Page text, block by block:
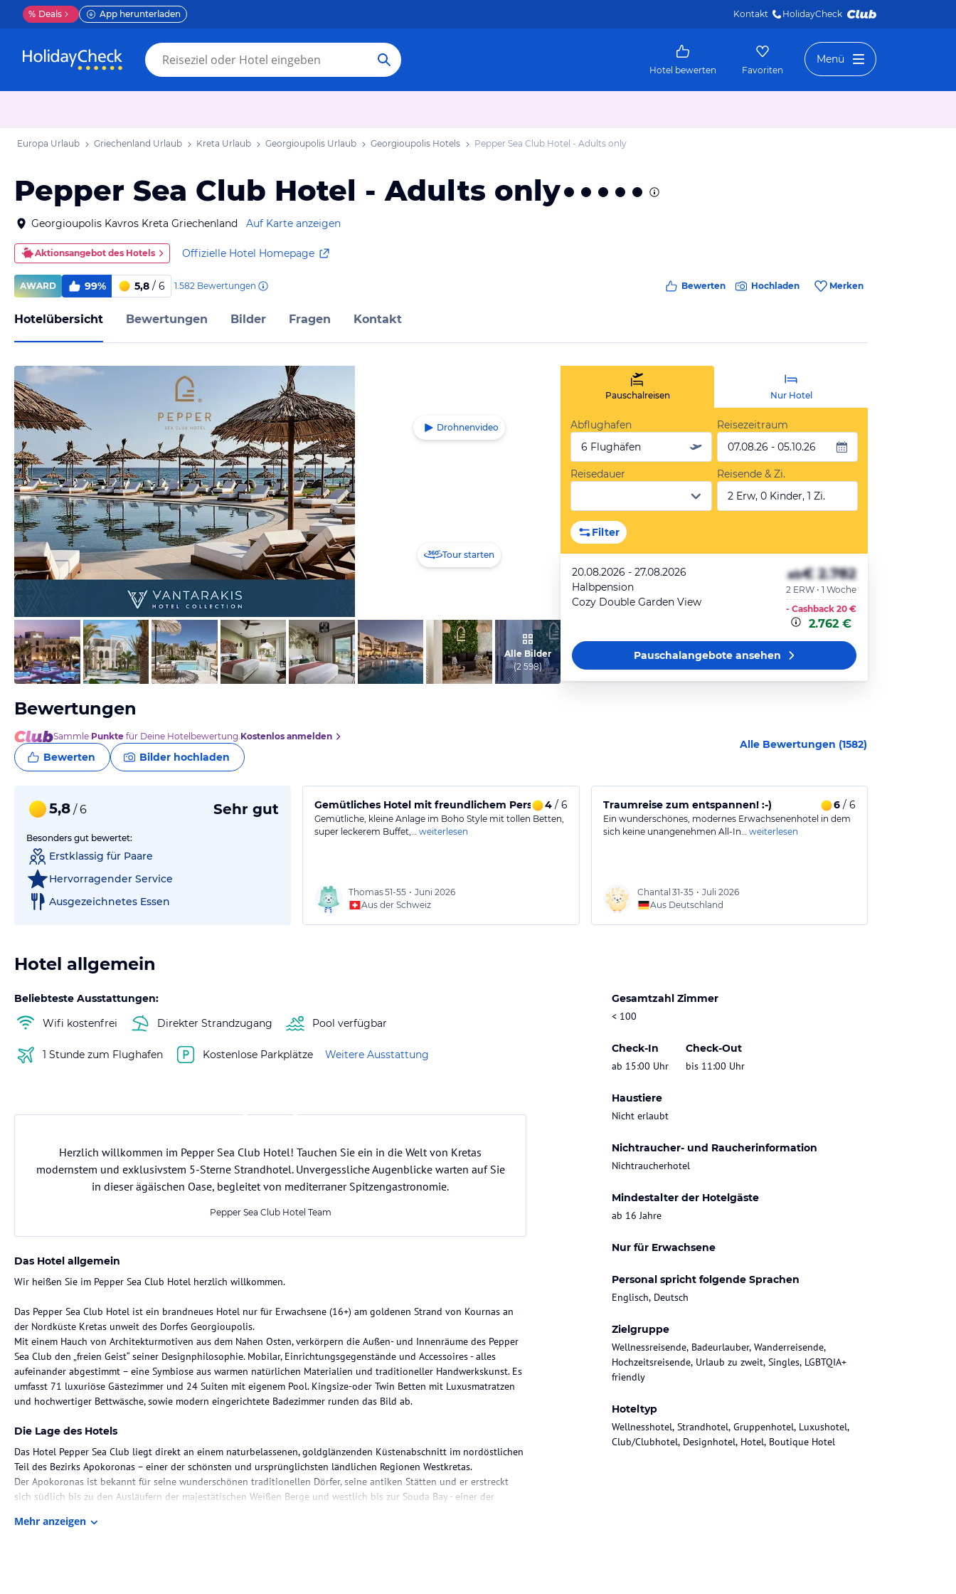
% Deals App herunterladen Kontakt HolidayCheck
Hotel bewerten Favoriten
Menü
Europa Urlaub Griechenland Urlaub Kreta Urlaub Georgioupolis Urlaub Georgioupolis Hotels Pepper Sea Club Hotel - Adults only
Pepper Sea Club Hotel - Adults only
Georgioupolis Kavros Kreta Griechenland Auf Karte anzeigen
Aktionsangebot des Hotels Offizielle Hotel Homepage
AWARD 99% 5,8 / 6 1.582 Bewertungen Bewerten Hochladen Merken
Hotelübersicht Bewertungen Bilder Fragen Kontakt
vom Hotelier, Mai 2026
Drohnenvideo
Tour starten
Alle Bilder
(2 598)
Pauschalreisen Nur Hotel
Abflughafen
6 Flughäfen
Reisezeitraum
07.08.26 - 05.10.26
Reisedauer
Reisende & Zi.
2 Erw, 0 Kinder, 1 Zi.
Filter
20.08.2026 - 27.08.2026
Halbpension
Cozy Double Garden View
ab€ 2.782
2 ERW • 1 Woche
- Cashback 20 €
2.762 €
Pauschalangeboteansehen
Bewertungen
Sammle Punkte für Deine Hotelbewertung.Kostenlos anmelden
Bewerten Bilder hochladen
Alle Bewertungen (1582)
5,8 / 6 Sehr gut
Besonders gut bewertet:
Erstklassig für Paare
Hervorragender Service
Ausgezeichnetes Essen
Gemütliches Hotel mit freundlichem Personal und gutem Buffet, Nachts eher laut.
4/ 6
Gemütliche, kleine Anlage im Boho Style mit tollen Betten,
super leckerem Buffet,… weiterlesen
Thomas51-55 • Juni 2026
Aus der Schweiz
Traumreise zum entspannen! :-) 6/ 6
Ein wunderschönes, modernes Erwachsenenhotel in dem
sich keine unangenehmen All-In… weiterlesen
Chantal 31-35 • Juli 2026
Aus Deutschland
Hotel allgemein
Beliebteste Ausstattungen:
Wifi kostenfrei
Direkter Strandzugang Pool verfügbar
1 Stunde zum Flughafen Kostenlose Parkplätze Weitere Ausstattung
Gesamtzahl Zimmer
< 100
Check-In
ab 15:00 Uhr
Check-Out
bis 11:00 Uhr
Haustiere
Nicht erlaubt
Nichtraucher- und Raucherinformation
Nichtraucherhotel
Mindestalter der Hotelgäste
ab 16 Jahre
Nur für Erwachsene
Personal spricht folgende Sprachen
Englisch, Deutsch
Zielgruppe
Wellnessreisende, Badeurlauber, Wanderreisende,
Hochzeitsreisende, Urlaub zu zweit, Singles, LGBTQIA+
friendly
Hoteltyp
Wellnesshotel, Strandhotel, Gruppenhotel, Luxushotel,
Club/Clubhotel, Designhotel, Hotel, Boutique Hotel
Herzlich willkommen im Pepper Sea Club Hotel! Tauchen Sie ein in die Welt von Kretas
modernstem und exklusivstem 5-Sterne Strandhotel. Unvergessliche Augenblicke warten auf Sie
in dieser ägäischen Oase, begleitet von mediterraner Spitzengastronomie.
Pepper Sea Club Hotel Team
Das Hotel allgemein
Wir heißen Sie im Pepper Sea Club Hotel herzlich willkommen.
Das Pepper Sea Club Hotel ist ein brandneues Hotel nur für Erwachsene (16+) am goldenen Strand von Kournas an
der Nordküste Kretas unweit des Dorfes Georgioupolis.
Mit einem Hauch von Architekturmotiven aus dem Nahen Osten, verkörpern die Außen- und Innenräume des Pepper
Sea Club den „freien Geist“ seiner Designphilosophie. Mobilar, Einrichtungsgegenstände und Accessoires - alles
aufeinander abgestimmt – eine Symbiose aus warmen natürlichen Materialien und traditioneller Handwerkskunst. Es
umfasst 71 luxuriöse Gästezimmer und 24 Suiten mit eigenem Pool. Kingsize-oder Twin Betten mit Luxusmatratzen
und hochwertiger Bettwäsche, sowie modern eingerichtete Badezimmer runden das Bild ab.
Die Lage des Hotels
Das Hotel Pepper Sea Club liegt direkt an einem naturbelassenen, goldglänzenden Küstenabschnitt im nordöstlichen
Teil des Bezirks Apokoronas – einer der schönsten und ursprünglichsten ländlichen Regionen Westkretas.
Der Apokoronas ist bekannt für seine wunderschönen traditionellen Dörfer, seine antiken Stätten und er erstreckt
sich südlich bis zu den Ausläufern der majestätischen Weißen Berge und westlich bis zur Souda Bay - einer der
Das Pepper Sea Club Hotel liegt weniger als 40 km von Chania und nur 16 km von Rethymno entfernt und ist über
Mehr anzeigen